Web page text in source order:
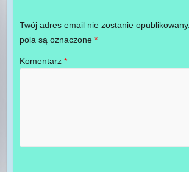
Twój adres email nie zostanie opublikowany.
pola są oznaczone *
Komentarz *